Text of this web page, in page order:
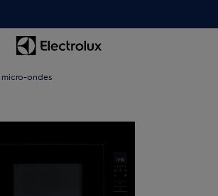
micro-ondes